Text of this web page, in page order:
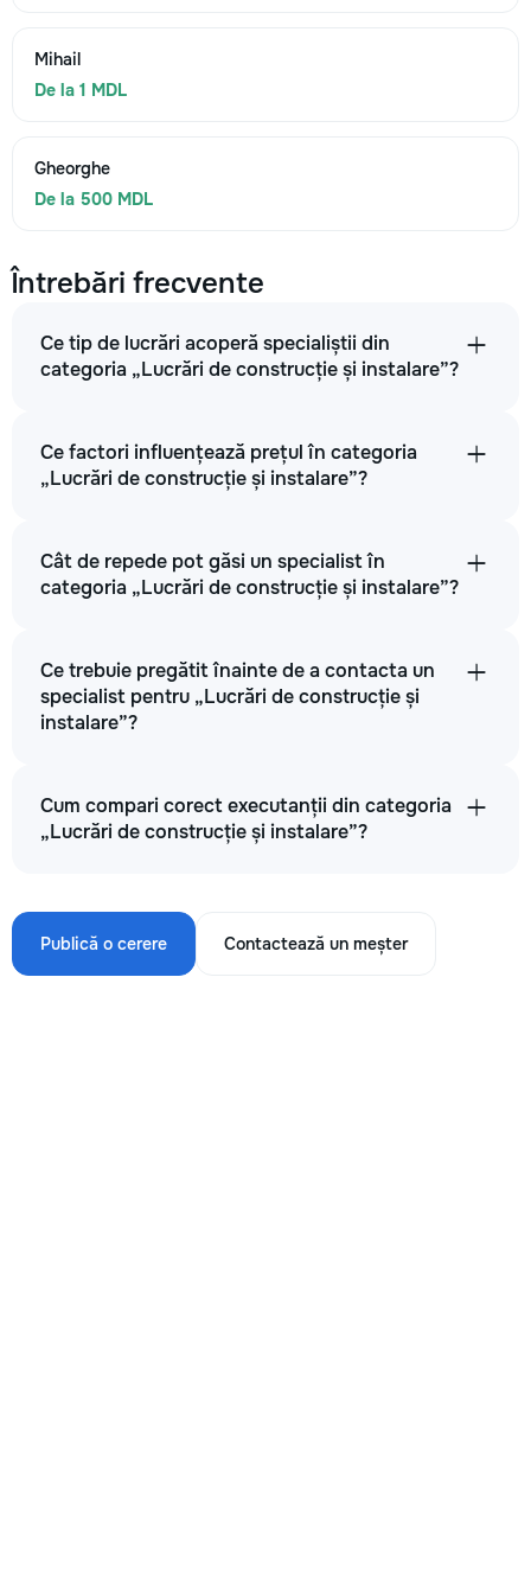
Mihail
De la 1 MDL
Gheorghe
De la 500 MDL
Întrebări frecvente
Ce tip de lucrări acoperă specialiștii din
categoria „Lucrări de construcție și instalare”?
Ce factori influențează prețul în categoria
„Lucrări de construcție și instalare”?
Cât de repede pot găsi un specialist în
categoria „Lucrări de construcție și instalare”?
Ce trebuie pregătit înainte de a contacta un
specialist pentru „Lucrări de construcție și
instalare”?
Cum compari corect executanții din categoria
„Lucrări de construcție și instalare”?
Publică o cerere Contactează un meșter